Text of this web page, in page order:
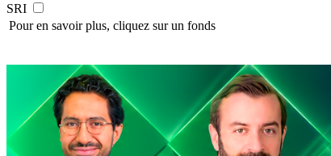
SRI
Pour en savoir plus, cliquez sur un fonds